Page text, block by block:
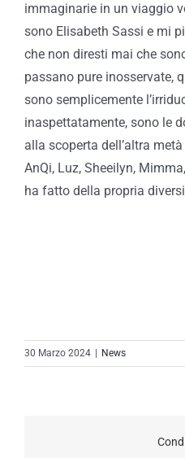
immaginarie in un viaggio
sono Elisabeth Sassi e mi
che non diresti mai che
passano pure inosservate,
sono semplicemente
inaspettatamente, sono le
alla scoperta dell’altra
AnQi, Luz, Sheeilyn,
ha fatto della propria
30 Marzo 2024 News